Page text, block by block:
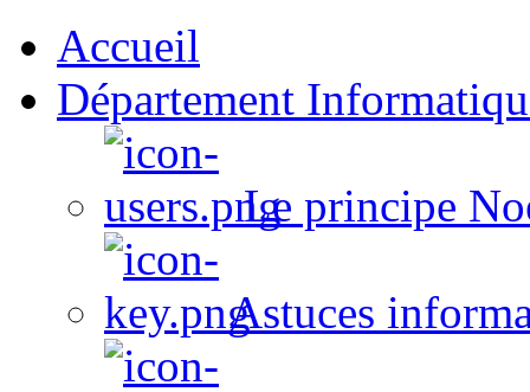
Accueil
Département
Le principe
Astuces